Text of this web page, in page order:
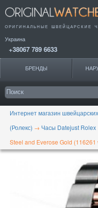
ОРИГИНАЛЬНЫЕ ШВЕЙЦАРСКИЕ
Украина
+38067 789 6633
БРЕНДЫ
Интернет магазин
(Ролекс) → Часы Datejust Rolex
Steel and Everose Gold (116261